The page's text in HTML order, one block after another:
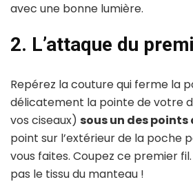
avec une bonne lumière.
2. L’attaque du
Repérez la couture qui ferme la
délicatement la pointe de votre
vos ciseaux) sous un des points
point sur l’extérieur de la poche
vous faites. Coupez ce premier
pas le tissu du manteau !